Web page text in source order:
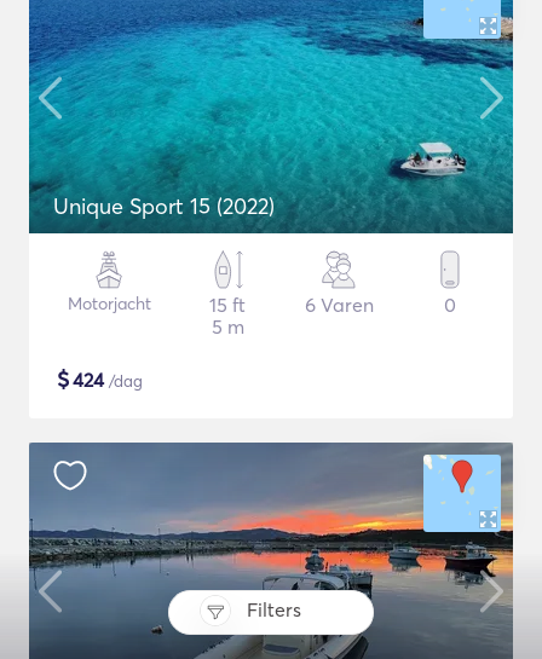
Filters
Unique Sport 15 (2022)
Motorjacht
15 ft
5 m
6 Varen 0
$424/dag